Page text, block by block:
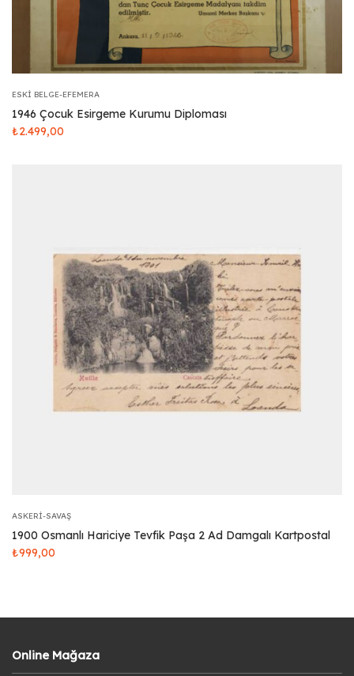
ESKI BELGE-EFEMERA
1946 Çocuk Esirgeme Kurumu Diploması
₺2.499,00
ASKERI-SAVAŞ
1900 Osmanlı Hariciye Tevfik Paşa 2 Ad Damgalı Kartpostal
₺999,00
Online Mağaza